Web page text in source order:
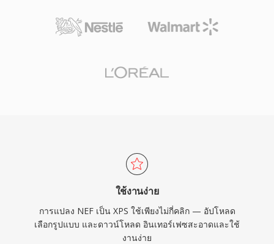
ใช้งานง่าย
การแปลง NEF เป็น XPS ใช้เพียงไม่กี่คลิก — อัปโหลด
เลือกรูปแบบ และดาวน์โหลด อินเทอร์เฟซสะอาดและใช้
งานง่าย